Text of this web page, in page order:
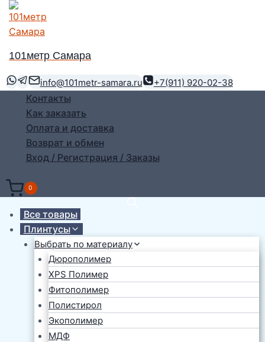
Перейти
содержимому
101метр Самара
info@101metr-samara.ru +7(911) 920-02-38
Контакты
Как заказать
Оплата и доставка
Возврат и обмен
Вход / Регистрация / Заказы
0
Все товары
Плинтусы
Выбрать по материалу
Дюрополимер
XPS Полимер
Фитополимер
Полистирол
Экополимер
МДФ